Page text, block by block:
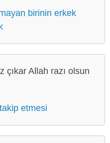
birinin erkek
çıkar Allah razı olsun
etmesi